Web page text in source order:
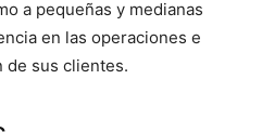
a pequeñas y medianas
en las operaciones e
de sus clientes.